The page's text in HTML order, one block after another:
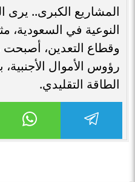
المشاريع الكبرى.. يرى
النوعية في السعودية،
وقطاع التعدين،
رؤوس الأموال
الطاقة التقليدي.